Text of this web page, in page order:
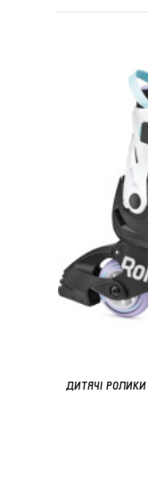
ДИТЯЧІ РОЛИКИ